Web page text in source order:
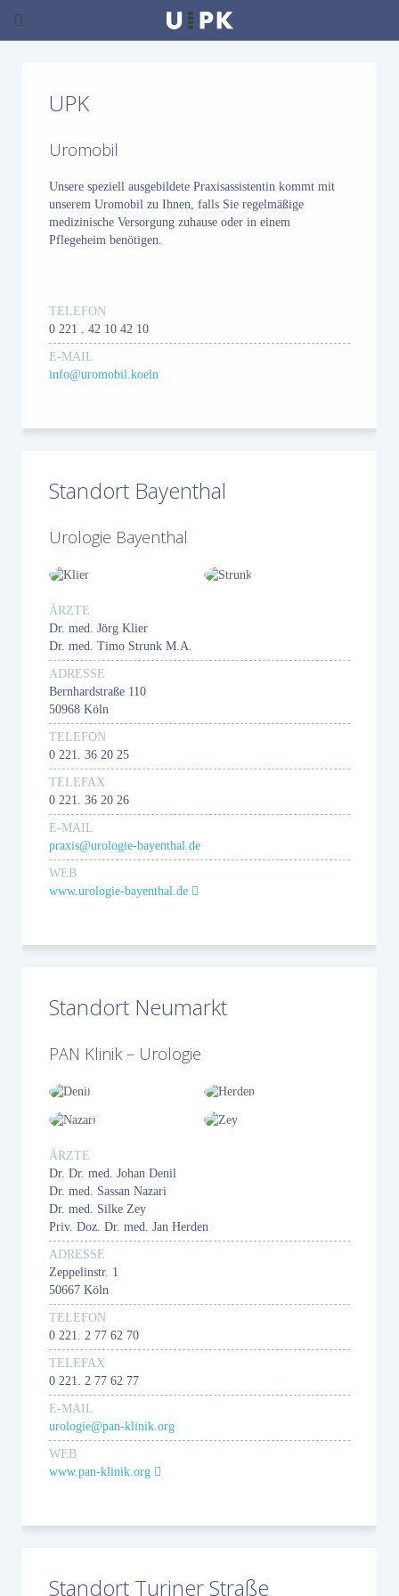
UPK
Uromobil
Unsere speziell ausgebildete Praxisassistentin kommt mit
unserem Uromobil zu Ihnen, falls Sie regelmäßige
medizinische Versorgung zuhause oder in einem
Pflegeheim benötigen.
TELEFON
0 221 . 42 10 42 10
E-MAIL
info@uromobil.koeln
Standort Bayenthal
Urologie Bayenthal
ÄRZTE
Dr. med. Jörg Klier
Dr. med. Timo Strunk M.A.
ADRESSE
Bernhardstraße 110
50968 Köln
TELEFON
0 221. 36 20 25
TELEFAX
0 221. 36 20 26
E-MAIL
praxis@urologie-bayenthal.de
WEB
www.urologie-bayenthal.de
Standort Neumarkt
PAN Klinik – Urologie
ÄRZTE
Dr. Dr. med. Johan Denil
Dr. med. Sassan Nazari
Dr. med. Silke Zey
Priv. Doz. Dr. med. Jan Herden
ADRESSE
Zeppelinstr. 1
50667 Köln
TELEFON
0 221. 2 77 62 70
TELEFAX
0 221. 2 77 62 77
E-MAIL
urologie@pan-klinik.org
WEB
www.pan-klinik.org
Standort Turiner Straße